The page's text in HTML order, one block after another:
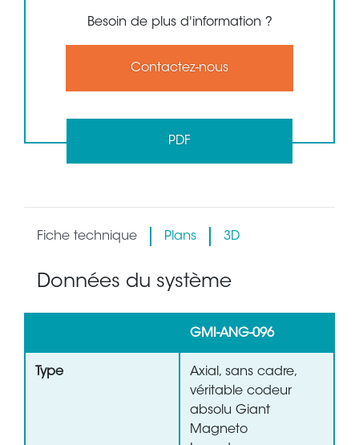
Besoin de plus d'information ?
Contactez-nous
PDF
Fiche technique Plans 3D
Données du système
GMI-ANG-096
Type
Axial, sans cadre,
véritable codeur
absolu Giant
Magneto